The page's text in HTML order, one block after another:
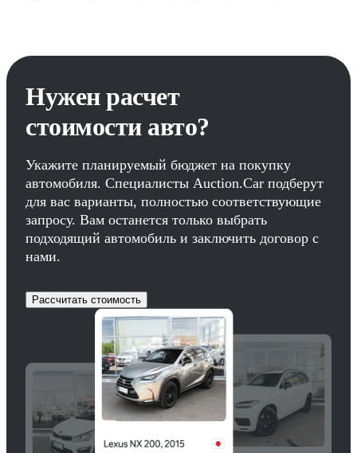
Нужен расчет
стоимости авто?
Укажите планируемый бюджет на покупку
автомобиля. Специалисты Auction.Car подберут
для вас варианты, полностью соответствующие
запросу. Вам останется только выбрать
подходящий автомобиль и заключить договор с
нами.
Рассчитать стоимость